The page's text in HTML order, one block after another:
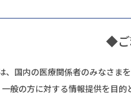
◆ご
、国内の医療関係者のみなさま
一般の方に対する情報提供を目的